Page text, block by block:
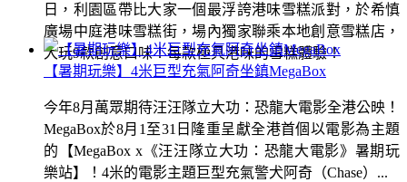
日，利園區帶比大家一個最浮誇港味雪糕派對，於希慎
廣場中庭港味雪糕街，場內獨家聯乘本地創意雪糕店，
大玩9款創意口味！每款極具港味的雪糕體驗！
【暑期玩樂】4米巨型充氣阿奇坐鎮MegaBox
今年8月萬眾期待汪汪隊立大功：恐龍大電影全港公映！
MegaBox於8月1至31日隆重呈獻全港首個以電影為主題
的【MegaBox x《汪汪隊立大功：恐龍大電影》暑期玩
樂站】！4米的電影主題巨型充氣警犬阿奇（Chase）...